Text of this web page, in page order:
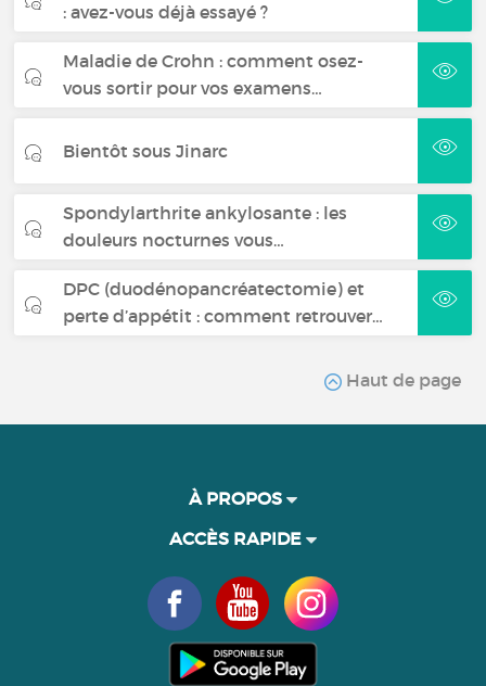
: avez-vous déjà essayé ?
Maladie de Crohn : comment osez-
vous sortir pour vos examens…
Bientôt sous Jinarc
Spondylarthrite ankylosante : les
douleurs nocturnes vous…
DPC (duodénopancréatectomie) et
perte d’appétit : comment retrouver…
Haut de page
À PROPOS
ACCÈS RAPIDE